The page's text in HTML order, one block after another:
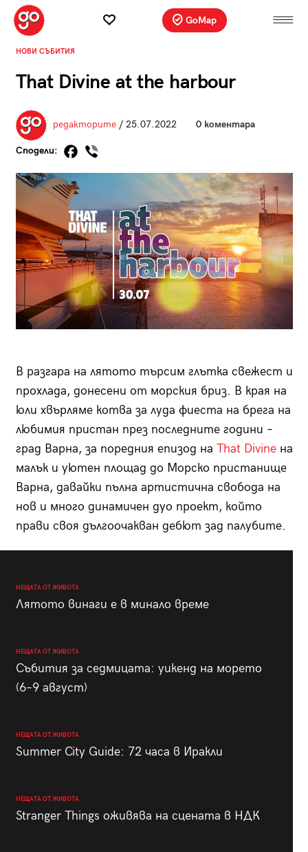
GoMap
НОВИ СЪБИТИЯ
That Divine at the harbour
редакторите/ 25.07.2022 0 коментара
Сподели:
В разгара на лятото търсим глътка свежест и
прохлада, донесени от морския бриз. В края на
юли хвърляме котва за луда фиеста на брега на
любимия пристан през последните години –
град Варна, за поредния епизод на That Divineна
малък и уютен площад до Морско пристанище
Варна, давайки пълна артистична свобода на
нов и много динамичен дуо проект, който
прави своя дългоочакван дебют зад палубите.
НЕЩАТА ОТ ЖИВОТА
Лятото винаги е в минало време
НЕЩАТА ОТ ЖИВОТА
Събития за седмицата: уикенд на морето
(6–9 август)
НЕЩАТА ОТ ЖИВОТА
Summer City Guide: 72 часа в Иракли
НЕЩАТА ОТ ЖИВОТА
Stranger Things оживява на сцената в НДК